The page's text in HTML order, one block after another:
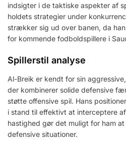
indsigter i de taktiske aspekter af
holdets strategier under
strækker sig ud over banen, da
for kommende fodboldspillere i
Spillerstil analyse
Al-Breik er kendt for sin
der kombinerer solide defensive
støtte offensive spil. Hans
i stand til effektivt at interceptere
hastighed gør det muligt for ham
defensive situationer.